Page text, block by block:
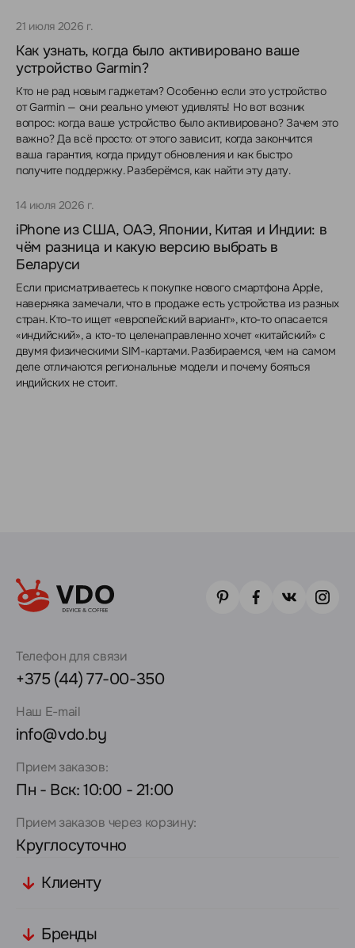
21 июля 2026 г.
Как узнать, когда было активировано ваше
устройство Garmin?
Кто не рад новым гаджетам? Особенно если это устройство
от Garmin — они реально умеют удивлять! Но вот возник
вопрос: когда ваше устройство было активировано? Зачем это
важно? Да всё просто: от этого зависит, когда закончится
ваша гарантия, когда придут обновления и как быстро
получите поддержку. Разберёмся, как найти эту дату.
14 июля 2026 г.
iPhone из США, ОАЭ, Японии, Китая и Индии: в
чём разница и какую версию выбрать в
Беларуси
Если присматриваетесь к покупке нового смартфона Apple,
наверняка замечали, что в продаже есть устройства из разных
стран. Кто-то ищет «европейский вариант», кто-то опасается
«индийский», а кто-то целенаправленно хочет «китайский» с
двумя физическими SIM-картами. Разбираемся, чем на самом
деле отличаются региональные модели и почему бояться
индийских не стоит.
Телефон для связи
+375 (44) 77-00-350
Наш E-mail
info@vdo.by
Прием заказов:
Пн - Вск: 10:00 - 21:00
Прием заказов через корзину:
Круглосуточно
Клиенту
Бренды